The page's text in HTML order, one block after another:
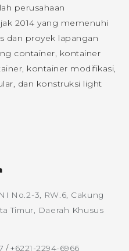
perusahaan
2014 yang memenuhi
dan proyek lapangan
container, kontainer
kontainer modifikasi,
dan konstruksi light
No.2-3, RW.6, Cakung
Timur, Daerah Khusus
/+6221-2294-6966